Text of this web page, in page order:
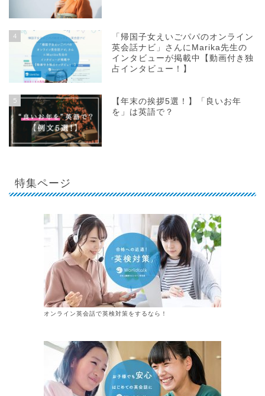
4
「帰国子女えいごパパのオンライン
英会話ナビ」さんにMarika先生の
インタビューが掲載中【動画付き独
占インタビュー！】
5
【年末の挨拶5選！】「良いお年
を」は英語で？
特集ページ
オンライン英会話で英検対策をするなら！